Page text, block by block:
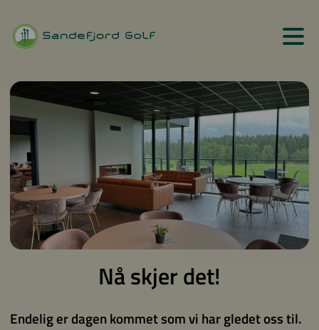
Nå skjer det!
Endelig er dagen kommet som vi har gledet oss til.